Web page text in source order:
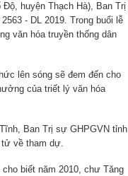
huyện Thạch Hà), Ban Trị
- DL 2019. Trong buổi lễ
văn hóa truyền thống dân
lên sóng sẽ đem đến cho
của triết lý văn hóa
Ban Trị sự GHPGVN tỉnh
tử về tham dự.
biết năm 2010, chư Tăng